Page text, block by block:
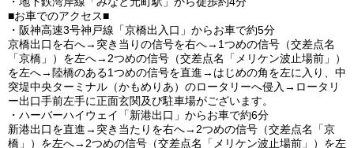
■お車でのアクセス■
・阪神高速3号神戸線「京橋出入口」からお車で約5分
京橋出口を右へ→突き当りの信号を右へ→1つめの信号（交差点名
「京橋」）を左へ→2つめの信号（交差点名「メリケン波止場前」）
を左へ→陸橋のある1つめの信号を直進→はじめの角を左に入り、中
突堤中央ターミナル（かもめりあ）のロータリーへ侵入→ロータリ
ー出口手前左手に正面玄関及び駐車場がございます。
・ハーバーハイウェイ「新港出口」からお車で約6分
新港出口を直進→突き当たりを右へ→2つめの信号（交差点名「京
橋」）を左へ→2つめの信号（交差点名「メリケン波止場前」）を左